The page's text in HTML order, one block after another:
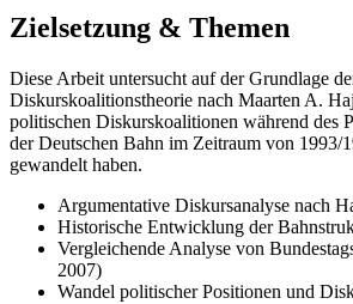
Zielsetzung & Themen
Diese Arbeit untersucht auf der Grundlage
Diskurskoalitionstheorie nach Maarten A.
politischen Diskurskoalitionen während des
der Deutschen Bahn im Zeitraum von 1993/
gewandelt haben.
Argumentative Diskursanalyse nach
Historische Entwicklung der
Vergleichende Analyse von
2007)
Wandel politischer Positionen und